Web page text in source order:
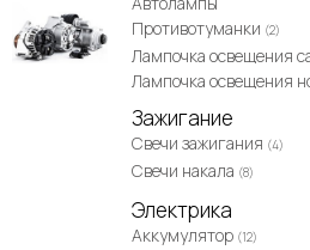
Противотуманки (2)
Лампочка освещения
Лампочка освещения
Зажигание
Свечи зажигания (4)
Свечи накала (8)
Электрика
Аккумулятор (12)